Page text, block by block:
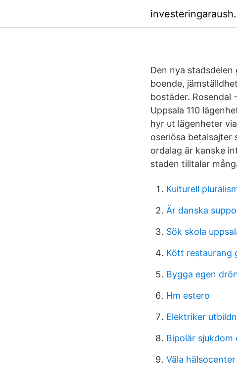
Den nya
boende,
bostäder. Rosendal
Uppsala 110
hyr ut lägenheter
oseriösa betalsajter
ordalag är kanske
staden tilltalar
Kulturell
Är danska
Sök skola
Kött restaurang
Bygga egen
Hm estero
Elektriker
Bipolär sjukdom
Väla